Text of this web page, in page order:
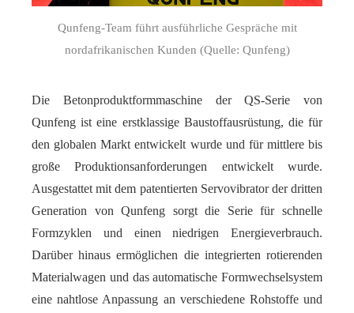
Qunfeng-Team führt ausführliche Gespräche mit
nordafrikanischen Kunden (Quelle: Qunfeng)
Die Betonproduktformmaschine der QS-Serie von
Qunfeng ist eine erstklassige Baustoffausrüstung, die für
den globalen Markt entwickelt wurde und für mittlere bis
große Produktionsanforderungen entwickelt wurde.
Ausgestattet mit dem patentierten Servovibrator der dritten
Generation von Qunfeng sorgt die Serie für schnelle
Formzyklen und einen niedrigen Energieverbrauch.
Darüber hinaus ermöglichen die integrierten rotierenden
Materialwagen und das automatische Formwechselsystem
eine nahtlose Anpassung an verschiedene Rohstoffe und